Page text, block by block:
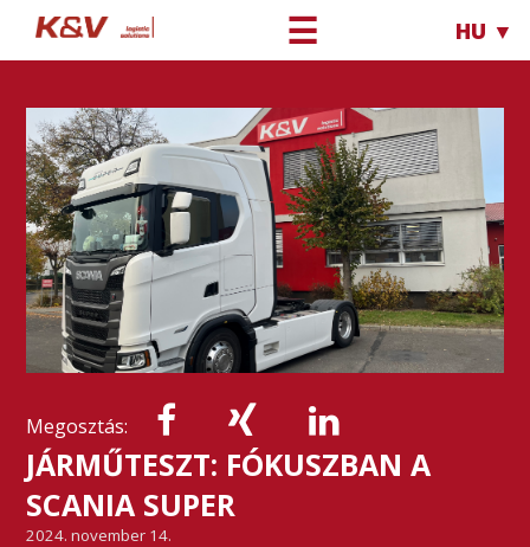
☰ HU ▼
Megosztás:
JÁRMŰTESZT: FÓKUSZBAN A
SCANIA SUPER
2024. november 14.